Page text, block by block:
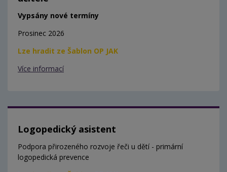
Vypsány nové termíny
Prosinec 2026
Lze hradit ze Šablon OP JAK
Více informací
Logopedický asistent
Podpora přirozeného rozvoje řeči u dětí - primární
logopedická prevence